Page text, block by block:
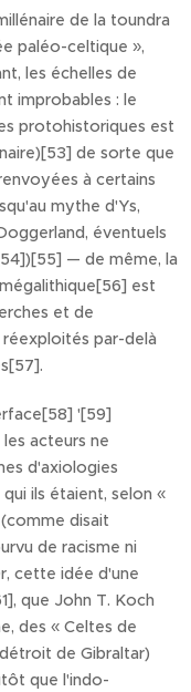
de la toundra
paléo-celtique »,
les échelles de
improbables : le
protohistoriques est
de sorte que
à certains
mythe d'Ys,
éventuels
— de même, la
est
et de
par-delà
'[59]
acteurs ne
d'axiologies
ils étaient, selon «
disait
de racisme ni
cette idée d'une
que John T. Koch
des « Celtes de
de Gibraltar)
que l'indo-